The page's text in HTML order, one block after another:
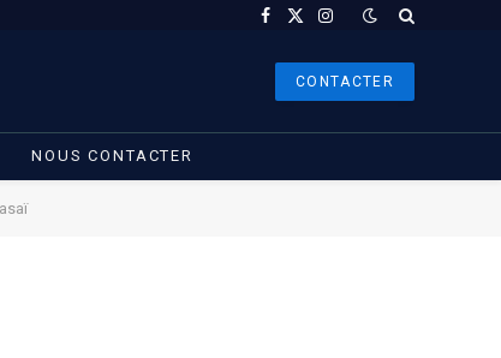
Facebook
X
Instagram
CONTACTER
NOUS CONTACTER